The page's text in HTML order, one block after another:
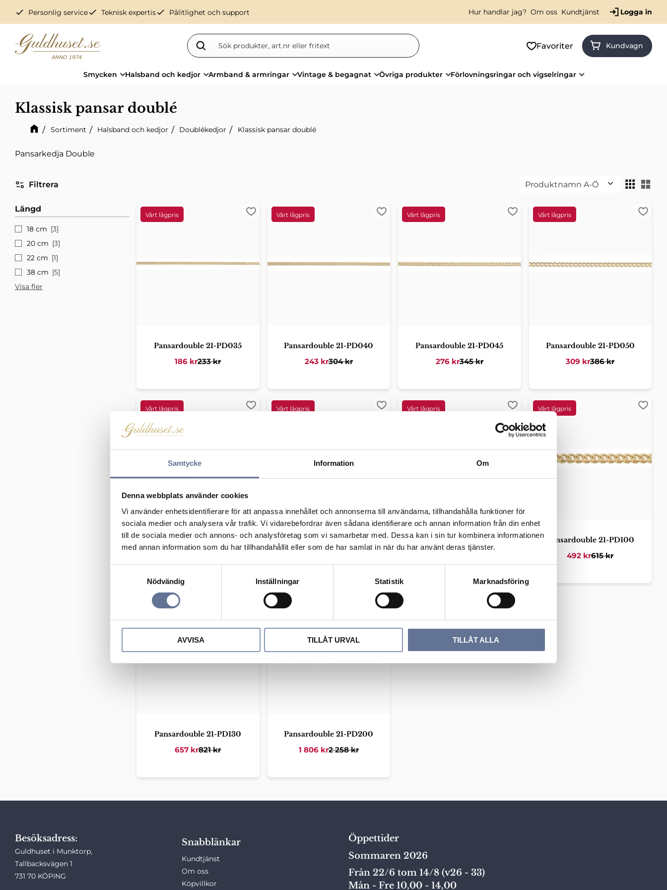
Samtycke Information Om
Denna webbplats använder cookies
Vi använder enhetsidentifierare för att anpassa innehållet och annonserna till användarna, tillhandahålla funktioner för
sociala medier och analysera vår trafik. Vi vidarebefordrar även sådana identifierare och annan information från din enhet
till de sociala medier och annons- och analysföretag som vi samarbetar med. Dessa kan i sin tur kombinera informationen
med annan information som du har tillhandahållit eller som de har samlat in när du har använt deras tjänster.
s
Nödvändig Inställningar Statistik Marknadsföring
AVVISA TILLÅT URVAL TILLÅT ALLA
check Personlig servicecheck Teknisk expertischeck Pålitlighet och support Hur handlar jag? Om oss Kundtjänst Logga in
Favoriter Kundvagn
Smycken Halsband och kedjor Armband & armringar Vintage & begagnat Övriga produkter Förlovningsringar och vigselringar
Klassisk pansar doublé
Sortiment Halsband och kedjor Doublékedjor Klassisk pansar doublé
Pansarkedja Double
Filtrera
Längd
18 cm
3
20 cm
3
22 cm
1
38 cm
5
Visa fler
Välj sortering
Pansardouble 21-PD035
186 kr233kr
Lägg till i favoriter
Pansardouble 21-PD040
243kr304kr
Lägg till i favoriter
Pansardouble 21-PD045
276kr345kr
Lägg till i favoriter
Pansardouble 21-PD050
309 kr386kr
Lägg
Pansardouble 21-PD060
Lägg till i favoriter
Pansardouble 21-PD070
Lägg till i favoriter
Pansardouble 21-PD080
Lägg till i favoriter
Pansardouble 21-PD100
492 kr615kr
Lägg
Pansardouble 21-PD130
657 kr821kr
Lägg till i favoriter
Pansardouble 21-PD200
1 806kr2 258kr
Lägg till i favoriter
Besöksadress:
Guldhuset i Munktorp,
Tallbacksvägen 1
731 70 KÖPING
Snabblänkar
Kundtjänst
Om oss
Köpvillkor
Öppettider
Sommaren 2026
Från 22/6 tom 14/8 (v26 - 33)
Mån - Fre 10,00 - 14,00